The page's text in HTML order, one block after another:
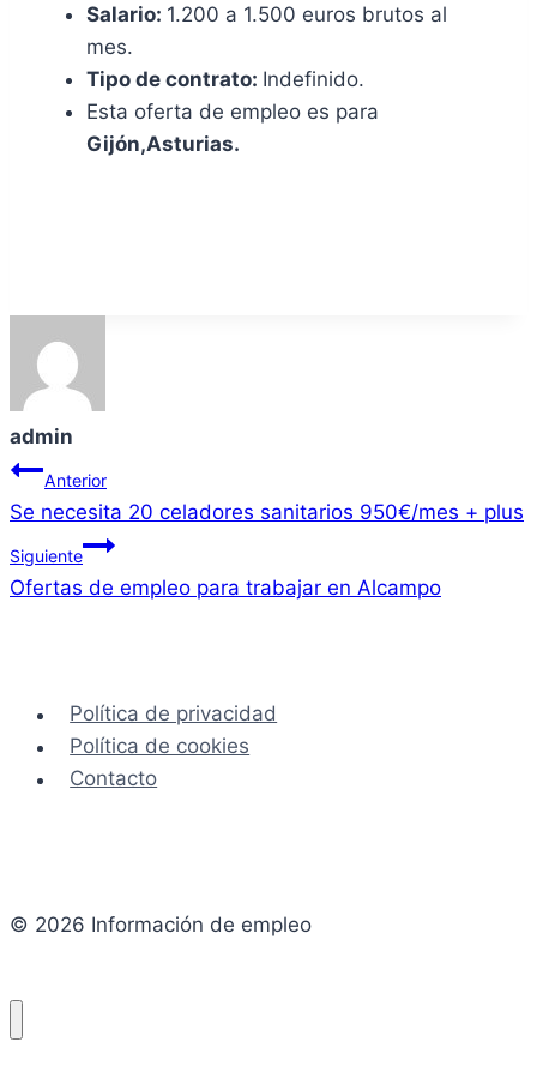
Salario: 1.200 a 1.500 euros brutos al
mes.
Tipo de contrato: Indefinido.
Esta oferta de empleo es para
Gijón,Asturias.
admin
Navegación
de
entradas
Anterior
Se necesita 20 celadores sanitarios 950€/mes + plus
Siguiente
Ofertas de empleo para trabajar en Alcampo
Política de privacidad
Política de cookies
Contacto
© 2026 Información de empleo